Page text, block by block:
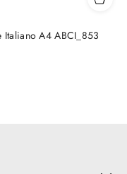
A4 ABCI_853